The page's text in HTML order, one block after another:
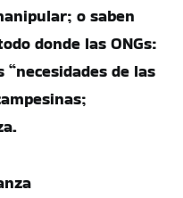
o saben
donde las ONGs:
de las